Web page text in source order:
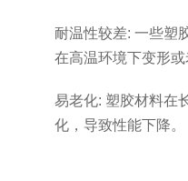
耐温性较差: 一些塑
在高温环境下变形或
易老化: 塑胶材料在
化，导致性能下降。